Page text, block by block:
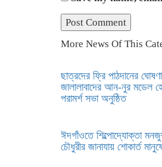
More News Of This
ছাত্রদের ফ্রি পাঠদানের
জালালাবাদের আন-নুর মডেল
পরামর্শ সভা অনুষ্ঠিত
ঈদগাঁওতে শিল্পোদ্যোক্তা
চৌধুরীর জানাযায় শোকার্ত